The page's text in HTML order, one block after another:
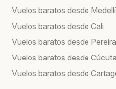
Vuelos baratos desde
Vuelos baratos desde Cali
Vuelos baratos desde Pereira
Vuelos baratos desde Cúcuta
Vuelos baratos desde